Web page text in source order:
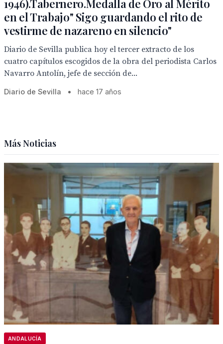
1946).Tabernero.Medalla de Oro al Mérito
en el Trabajo" Sigo guardando el rito de
vestirme de nazareno en silencio"
Diario de Sevilla publica hoy el tercer extracto de los
cuatro capítulos escogidos de la obra del periodista Carlos
Navarro Antolín, jefe de sección de...
Diario de Sevilla • hace 17 años
Más Noticias
ANDALUCÍA